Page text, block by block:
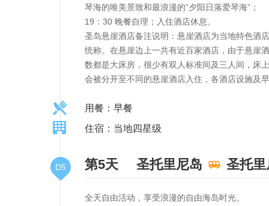
琴海的唯美景致和最浪漫的“夕阳日落爱琴海”；
19：30 晚餐自理；入住酒店休息。
圣岛悬崖酒店备注说明：悬崖酒店为当地特色酒
统称。在悬崖边上一共有近百家酒店，由于悬崖
数都是大床房，很少有双人标准间及三人间，床
会被分开至不同的悬崖酒店入住，各酒店设施及
用餐：早餐
住宿：当地四星级
D5 第5天 圣托里尼岛 圣托
全天自由活动，享受浪漫的自由海岛时光。